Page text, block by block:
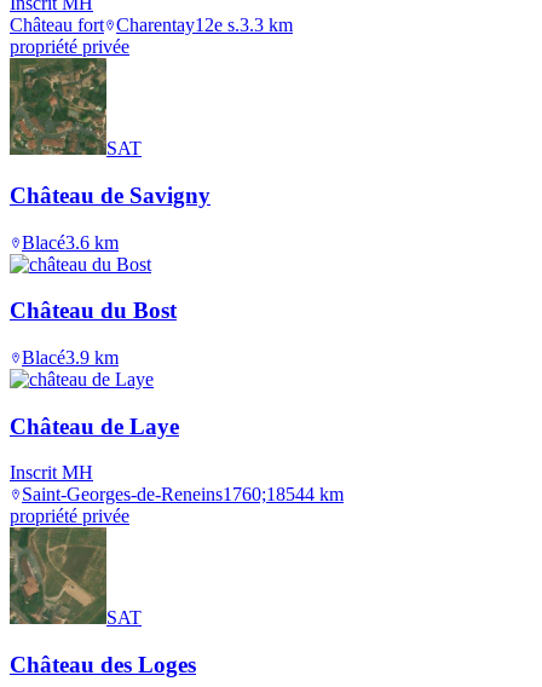
Château fort Charentay12e s.3.3 km
propriété privée
SAT
Château de Savigny
Blacé3.6 km
Château du Bost
Blacé3.9 km
Château de Laye
Inscrit MH
Saint-Georges-de-Reneins1760;18544 km
propriété privée
SAT
Château des Loges